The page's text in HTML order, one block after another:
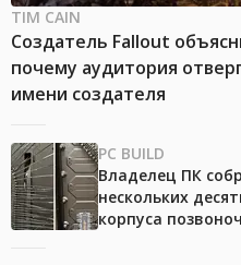
TIM CAIN
Создатель Fallout
почему аудитория
имени создателя
PC BUILD
Владелец ПК
нескольких
корпуса